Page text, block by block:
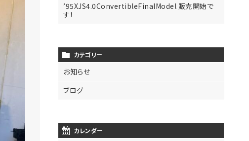
’95XJS4.0ConvertibleFinalModel 販売開始で
す！
カテゴリー
お知らせ
ブログ
カレンダー